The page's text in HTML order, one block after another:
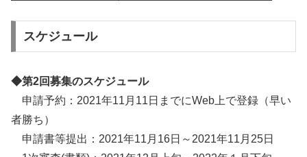
スケジュール
◆第2回募集のスケジュール
申請予約：2021年11月11日までにWeb上で登録（早い
者勝ち）
申請書等提出：2021年11月16日～2021年11月25日